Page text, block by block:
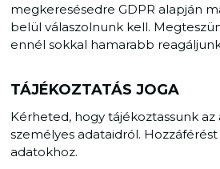
megkeresésedre GDPR alapján
belül válaszolnunk kell.
ennél sokkal hamarabb
TÁJÉKOZTATÁS JOGA
Kérheted, hogy tájékoztassunk
személyes adataidról.
adatokhoz.